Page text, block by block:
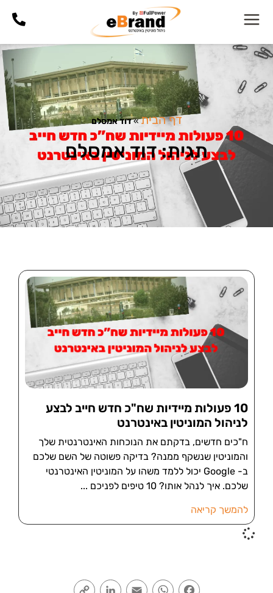
דף הבית»דוד אמסלם
תגית: דוד אמסלם
10 פעולות מיידיות שח"כ חדש חייב לבצע
לניהול המוניטין באינטרנט
ח"כים חדשים, בדקתם את הנוכחות האינטרנטית שלך
והמוניטין שנשקף ממנה? בדיקה פשוטה של השם שלכם
ב- Google יכול ללמד משהו על המוניטין האינטרנטי
שלכם. איך לנהל אותו? 10 טיפים לפניכם
להמשך קריאה
Facebook
WhatsApp
Email
LinkedIn